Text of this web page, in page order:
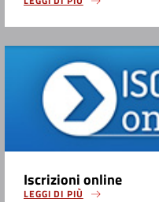
Iscrizioni online
LEGGI DI PIÙ